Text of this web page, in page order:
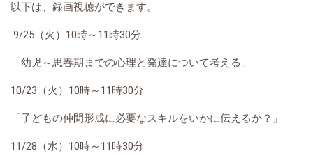
以下は、録画視聴ができます。
9/25（火）10時～11時30分
「幼児～思春期までの心理と発達について考える」
10/23（火）10時～11時30分
「子どもの仲間形成に必要なスキルをいかに伝えるか？」
11/28（水）10時～11時30分